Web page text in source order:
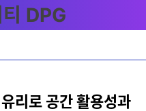
리로 공간 활용성과